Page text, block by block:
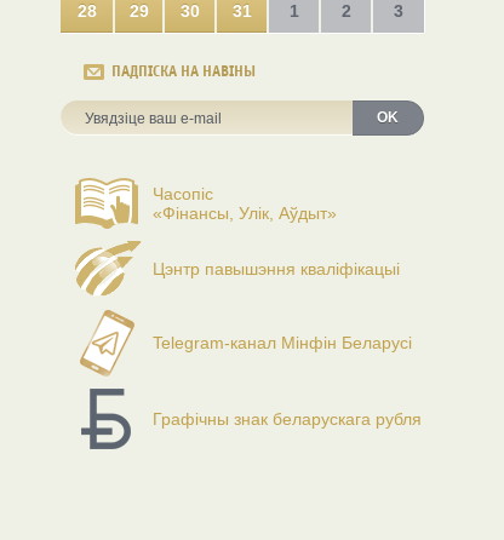
28 29 30 31 1 2 3
ПАДПІСКА НА НАВІНЫ
OK
Часопіс
«Фінансы, Улік, Аўдыт»
Цэнтр павышэння кваліфікацыі
Telegram-канал Мінфін Беларусі
Графічны знак беларускага рубля